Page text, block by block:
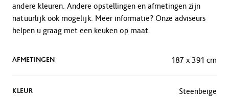
andere kleuren. Andere opstellingen en afmetingen zijn
natuurlijk ook mogelijk. Meer informatie? Onze adviseurs
helpen u graag met een keuken op maat.
AFMETINGEN 187 x 391 cm
KLEUR Steenbeige